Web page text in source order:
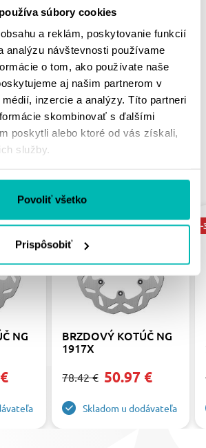
súbory cookies
a reklám, poskytovanie funkcií
analýzu návštevnosti používame
o tom, ako používate naše
aj našim partnerom v
inzercie a analýzy. Títo partneri
skombinovať s ďalšími
poskytli alebo ktoré od vás získali,
služby.
Povoliť všetko
Prispôsobiť
BY SA VÁM
PÁČIŤ
PRODUKTY
NG
-35%
BRZDOVÝ KOTÚČ NG
1917X
78.42 € 50.97 €
Skladom u dodávateľa
-